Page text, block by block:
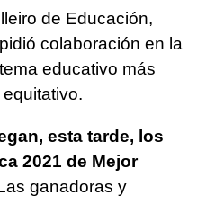
de Educación,
colaboración en la
educativo más
esta tarde, los
2021 de Mejor
ganadoras y